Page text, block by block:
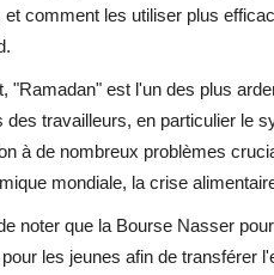
et comment les utiliser plus
"Ramadan" est l'un des plus
des travailleurs, en particulier le
à de nombreux problèmes
mondiale, la crise
noter que la Bourse Nasser
les jeunes afin de transférer